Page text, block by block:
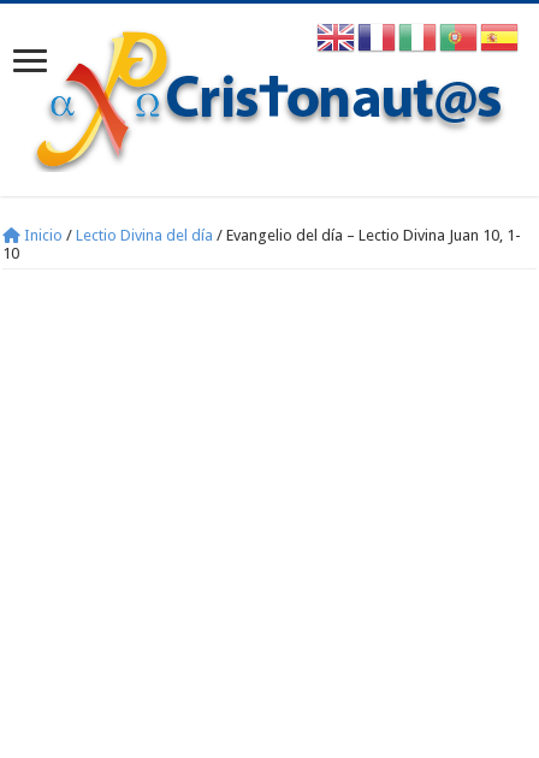
Inicio / Lectio Divina del día / Evangelio del día – Lectio Divina Juan 10, 1-
10